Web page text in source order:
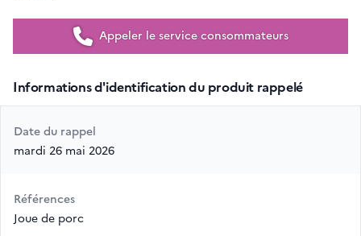
Appeler le service consommateurs
Informations d'identification du produit rappelé
Date du rappel
mardi 26 mai 2026
Références
Joue de porc